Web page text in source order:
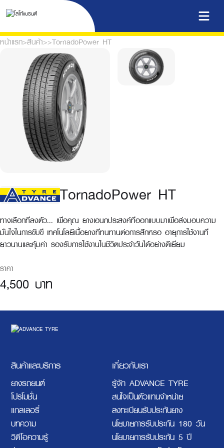
หน้าแรก>สินค้า>>TornadoPower HT
TornadoPower HT
ทางเลือกที่ลงตัว... เพื่อคุณ ยางเอนกประสงค์ที่ออกแบบมาเพื่อส่งมอบความ
มั่นใจในการขับขี่ เทคโนโลยีเนื้อยางที่ทนทานต่อการสึกหรอ อายุการใช้งานที่
ยาวนานและคุ้มค่า รองรับการใช้งานในชีวิตประจำวันได้อย่างดีเยี่ยม
ราคา
4,500 บาท
สินค้าและบริการ
ยางรถยนต์
โปรโมชั่น
แกลเลอรี่
บทความ
วิดีโอความรู้
เกี่ยวกับเรา
รู้จัก ADVANCE TYRE
สนใจเป็นตัวแทนจำหน่าย
ลงทะเบียนรับประกันยาง
นโยบายการรับประกัน 180 วัน
นโยบายการรับประกัน 5 ปี